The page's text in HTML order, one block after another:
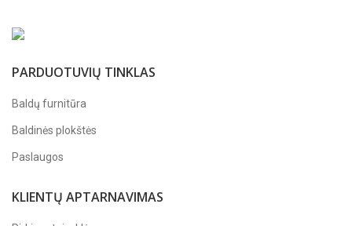
PARDUOTUVIŲ TINKLAS
Baldų furnitūra
Baldinės plokštės
Paslaugos
KLIENTŲ APTARNAVIMAS